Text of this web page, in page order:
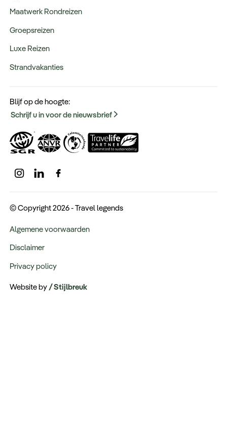
Maatwerk Rondreizen
Groepsreizen
Luxe Reizen
Strandvakanties
Blijf op de hoogte:
Schrijf u in voor de nieuwsbrief
© Copyright 2026 - Travel legends
Algemene voorwaarden
Disclaimer
Privacy policy
Website by / Stijlbreuk